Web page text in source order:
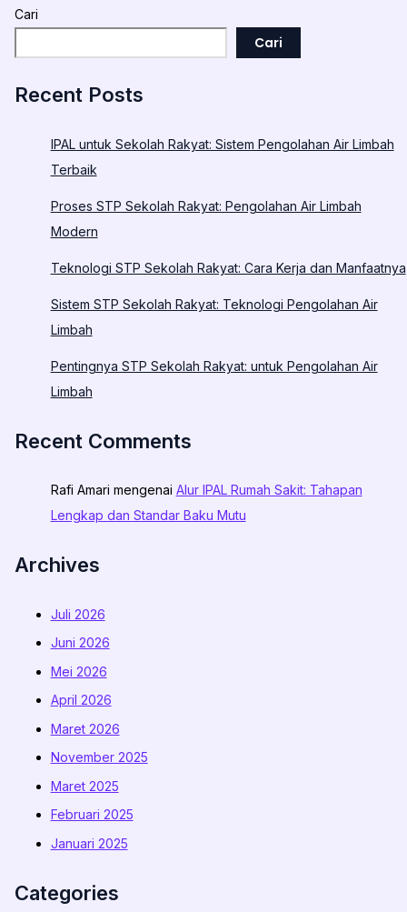
Cari
Cari
Recent Posts
IPAL untuk Sekolah Rakyat: Sistem Pengolahan Air Limbah
Terbaik
Proses STP Sekolah Rakyat: Pengolahan Air Limbah
Modern
Teknologi STP Sekolah Rakyat: Cara Kerja dan Manfaatnya
Sistem STP Sekolah Rakyat: Teknologi Pengolahan Air
Limbah
Pentingnya STP Sekolah Rakyat: untuk Pengolahan Air
Limbah
Recent Comments
Rafi Amari mengenai Alur IPAL Rumah Sakit: Tahapan
Lengkap dan Standar Baku Mutu
Archives
Juli 2026
Juni 2026
Mei 2026
April 2026
Maret 2026
November 2025
Maret 2025
Februari 2025
Januari 2025
Categories